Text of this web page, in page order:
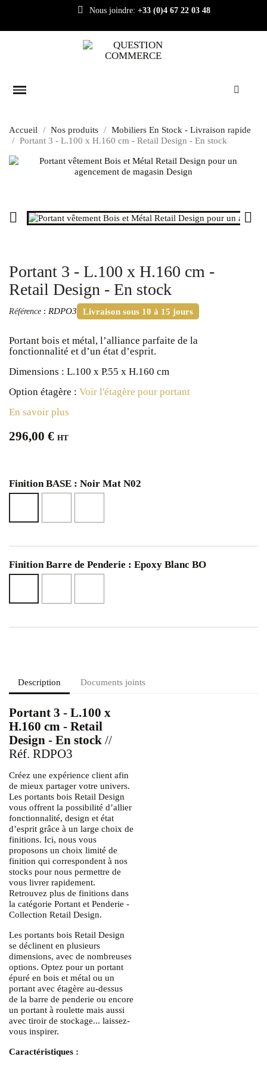
Nous joindre:+33 (0)4 67 22 03 48
Accueil Nos produits
Mobiliers En Stock - Livraison rapide
Portant 3 - L.100 x H.160 cm - Retail Design - En stock
 
Portant 3 - L.100 x H.160 cm -
Retail Design - En stock
Référence : RDPO3 Livraison sous 10 à 15 jours
Portant bois et métal, l’alliance parfaite de la
fonctionnalité et d’un état d’esprit.
Dimensions : L.100 x P.55 x H.160 cm
Option étagère : Voir l'étagère pour portant
En savoir plus
296,00 € HT
Finition BASE : Noir Mat N02
N02
Finition Barre de Penderie : Epoxy Blanc BO
BO
Description Documents joints
Portant 3 - L.100 x
H.160 cm - Retail
Design - En stock //
Réf. RDPO3
Créez une expérience client afin
de mieux partager votre univers.
Les portants bois Retail Design
vous offrent la possibilité d’allier
fonctionnalité, design et état
d’esprit grâce à un large choix de
finitions. Ici, nous vous
proposons un choix limité de
finition qui correspondent à nos
stocks pour nous permettre de
vous livrer rapidement.
Retrouvez plus de finitions dans
la catégorie Portant et Penderie -
Collection Retail Design.
Les portants bois Retail Design
se déclinent en plusieurs
dimensions, avec de nombreuses
options. Optez pour un portant
épuré en bois et métal ou un
portant avec étagère au-dessus
de la barre de penderie ou encore
un portant à roulette mais aussi
avec tiroir de stockage... laissez-
vous inspirer.
Caractéristiques :